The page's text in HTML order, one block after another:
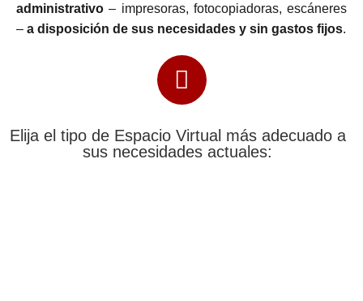
administrativo – impresoras, fotocopiadoras, escáneres
– a disposición de sus necesidades y sin gastos fijos.
Elija el tipo de Espacio Virtual más adecuado a
sus necesidades actuales: